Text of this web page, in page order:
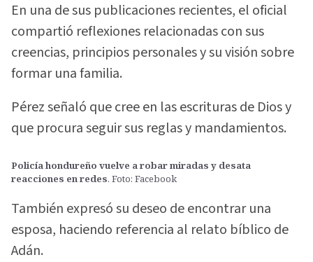
En una de sus publicaciones recientes, el oficial
compartió reflexiones relacionadas con sus
creencias, principios personales y su visión sobre
formar una familia.
Pérez señaló que cree en las escrituras de Dios y
que procura seguir sus reglas y mandamientos.
Policía hondureño vuelve a robar miradas y desata
reacciones en redes. Foto: Facebook
También expresó su deseo de encontrar una
esposa, haciendo referencia al relato bíblico de
Adán.